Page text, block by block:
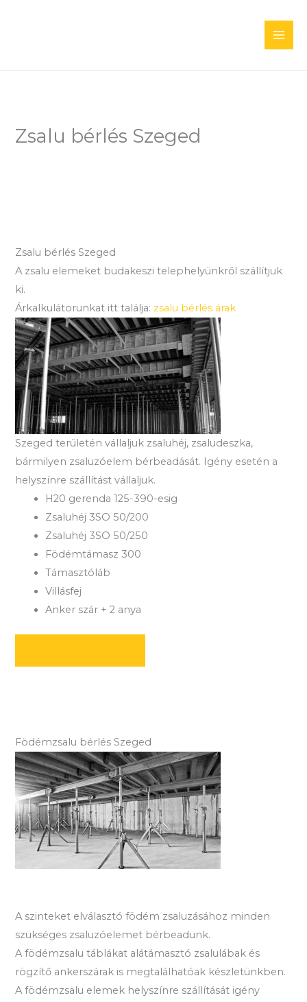
Zsalu bérlés Szeged
Zsalu bérlés Szeged
A zsalu elemeket budakeszi telephelyünkről szállítjuk
ki.
Árkalkulátorunkat itt találja: zsalu bérlés árak
Szeged területén vállaljuk zsaluhéj, zsaludeszka,
bármilyen zsaluzóelem bérbeadását. Igény esetén a
helyszínre szállítást vállaljuk.
H20 gerenda 125-390-esig
Zsaluhéj 3SO 50/200
Zsaluhéj 3SO 50/250
Födémtámasz 300
Támasztóláb
Villásfej
Anker szár + 2 anya
Födémzsalu bérlés Szeged
A szinteket elválasztó födém zsaluzásához minden
szükséges zsaluzóelemet bérbeadunk.
A födémzsalu táblákat alátámasztó zsalulábak és
rögzítő ankerszárak is megtalálhatóak készletünkben.
A födémzsalu elemek helyszínre szállítását igény